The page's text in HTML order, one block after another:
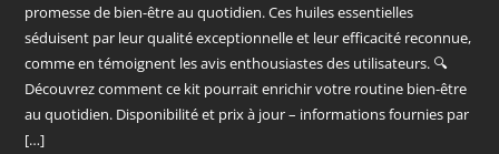
promesse de bien-être au quotidien. Ces huiles essentielles
séduisent par leur qualité exceptionnelle et leur efficacité reconnue,
comme en témoignent les avis enthousiastes des utilisateurs. 🔍
Découvrez comment ce kit pourrait enrichir votre routine bien-être
au quotidien. Disponibilité et prix à jour – informations fournies par
[…]